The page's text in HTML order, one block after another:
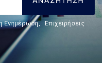
Ενημέρωση, Επιχειρήσεις